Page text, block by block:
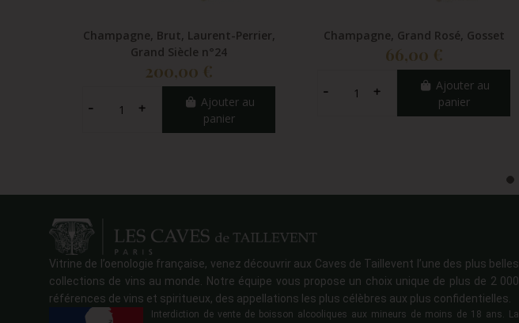
Champagne, Brut, Laurent-Perrier,
Grand Siècle n°24
200,00 €
Ajouter au
panier
Champagne, Grand Rosé, Gosset
66,00 €
Ajouter au
panier
Vitrine de l’oenologie française, venez découvrir aux Caves de Taillevent l’une des plus belles
collections de vins au monde. Notre équipe vous propose un choix unique de plus de 2 000
références de vins et spiritueux, des appellations les plus célèbres aux plus confidentielles.
Interdiction de vente de boisson alcooliques aux mineurs de moins de 18 ans. La